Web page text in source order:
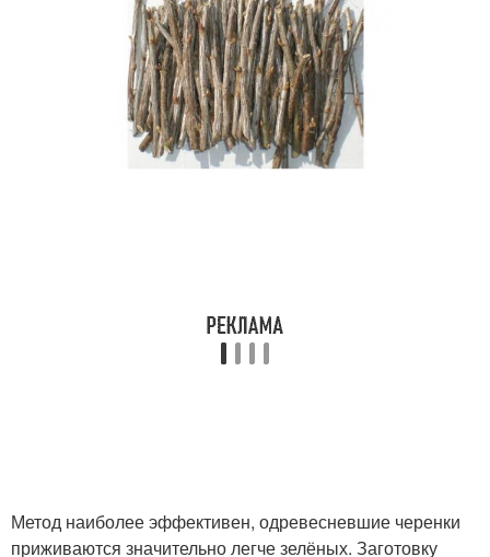
Метод наиболее эффективен, одревесневшие черенки
приживаются значительно легче зелёных. Заготовку